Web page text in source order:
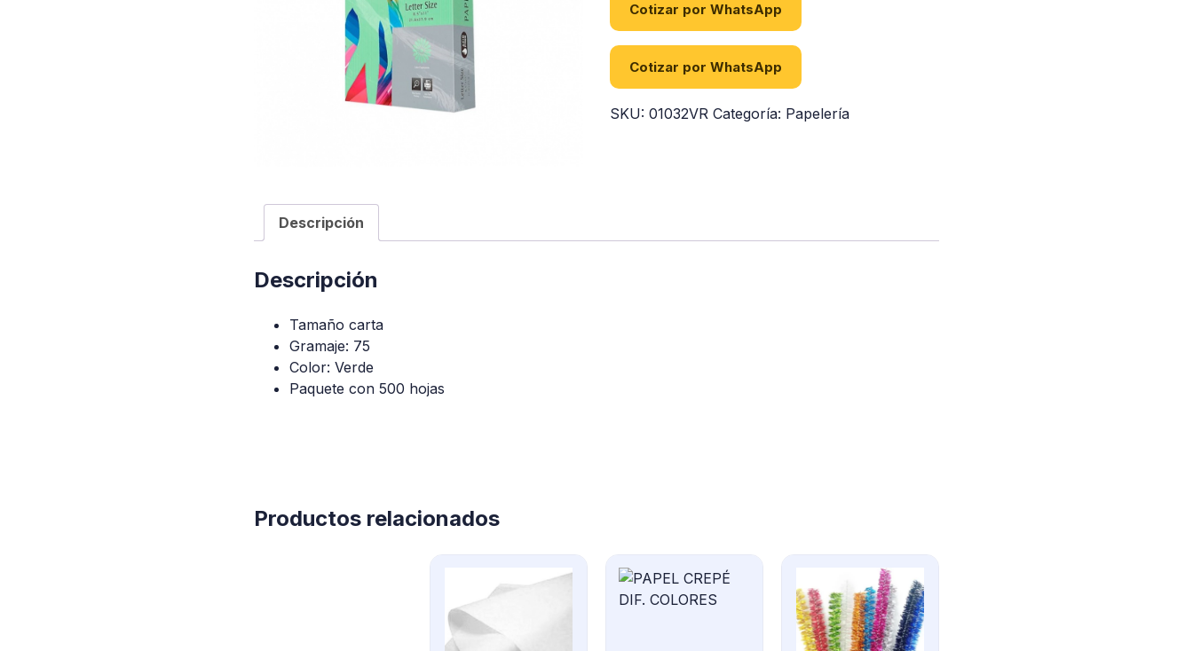
Cotizar por WhatsApp
Cotizar por WhatsApp
SKU:01032VR Categoría: Papelería
Descripción
Descripción
Tamaño carta
Gramaje: 75
Color: Verde
Paquete con 500 hojas
Productos relacionados